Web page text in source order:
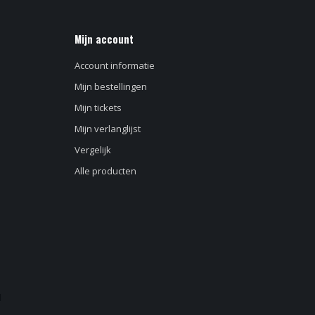
Mijn account
Account informatie
Mijn bestellingen
Mijn tickets
Mijn verlanglijst
Vergelijk
Alle producten